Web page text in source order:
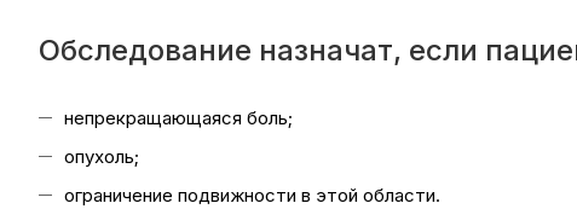
Обследование назначат, если
непрекращающаяся боль;
опухоль;
ограничение подвижности в этой области.